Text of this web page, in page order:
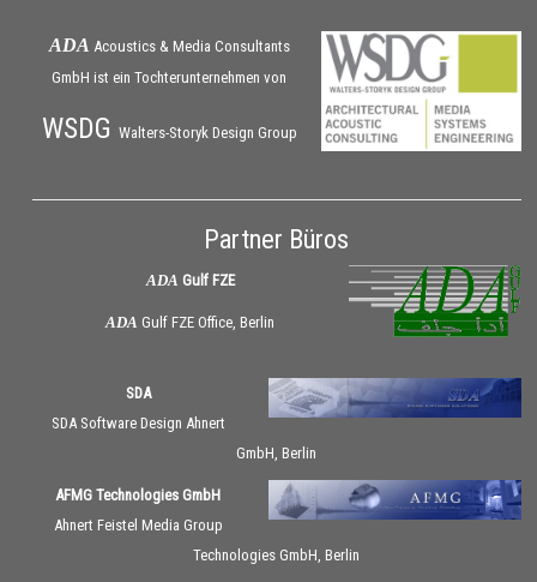
ADA Acoustics & Media Consultants
GmbH ist ein Tochterunternehmen von
WSDG Walters-Storyk Design Group
Partner Büros
ADA Gulf FZE
ADA Gulf FZE Office, Berlin
SDA
SDA Software Design Ahnert
GmbH, Berlin
AFMG Technologies GmbH
Ahnert Feistel Media Group
Technologies GmbH, Berlin